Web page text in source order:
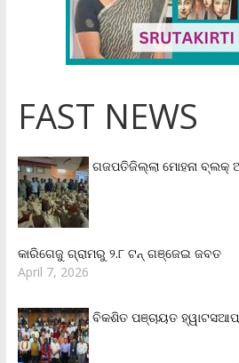
FAST NEWS
ଗଜପତିଜିଲ୍ଲା ମୋହନା ବ୍ଲକ୍‌
କାରିଗେଜୁ ଗ୍ରାମରୁ ୨.୮ ଟନ୍ ଗଞ୍ଜେଇ ଜବତ
April 7, 2026
ବିକଶିତ ପଞ୍ଚାୟତ